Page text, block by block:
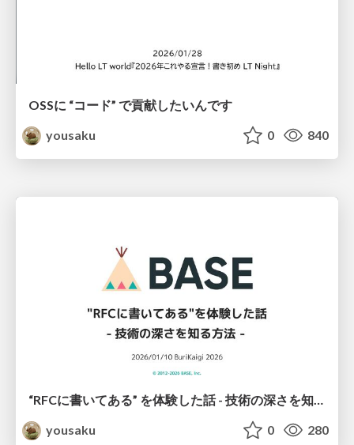
OSSに “コード” で貢献したいんです
yousaku
0 840
yousaku
0 280